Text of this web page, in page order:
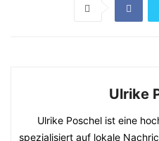
Ulrike
Ulrike Poschel ist eine
spezialisiert auf lokale